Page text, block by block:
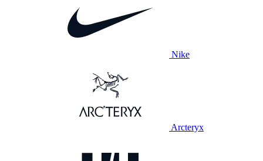
Nike
Arcteryx